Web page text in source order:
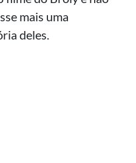
mais uma
deles.